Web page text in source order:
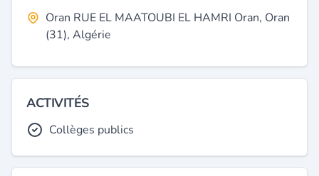
Oran RUE EL MAATOUBI EL HAMRI Oran, Oran
(31), Algérie
ACTIVITÉS
Collèges publics